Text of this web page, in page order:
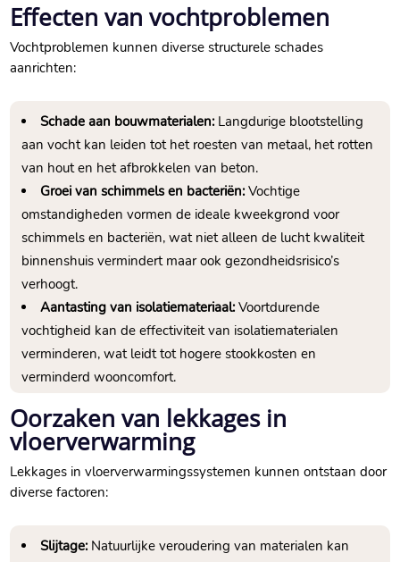
Effecten van vochtproblemen
Vochtproblemen kunnen diverse structurele schades
aanrichten:
Schade aan bouwmaterialen:Langdurige blootstelling
aan vocht kan leiden tot het roesten van metaal, het rotten
van hout en het afbrokkelen van beton.​
Groei van schimmels en bacteriën:Vochtige
omstandigheden vormen de ideale kweekgrond voor
schimmels en bacteriën, wat niet alleen de lucht kwaliteit
binnenshuis vermindert maar ook gezondheidsrisico’s
verhoogt.​
Aantasting van isolatiemateriaal:Voortdurende
vochtigheid kan de effectiviteit van isolatiematerialen
verminderen, wat leidt tot hogere stookkosten en
verminderd wooncomfort.​
Oorzaken van lekkages in
vloerverwarming
Lekkages in vloerverwarmingssystemen kunnen ontstaan door
diverse factoren:
Slijtage:Natuurlijke veroudering van materialen kan